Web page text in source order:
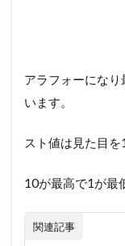
アラフォーにな
います。
スト値は見た目を
10が最高で1が最
関連記事